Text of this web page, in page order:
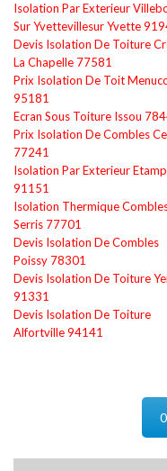
Isolation Par Exterieur
Sur Yvettevillesur Yvette
Devis Isolation De Toiture
La Chapelle 77581
Prix Isolation De Toit
95181
Ecran Sous Toiture Issou
Prix Isolation De Combles
77241
Isolation Par Exterieur
91151
Isolation Thermique
Serris 77701
Devis Isolation De Combles
Poissy 78301
Devis Isolation De Toiture
91331
Devis Isolation De Toiture
Alfortville 94141